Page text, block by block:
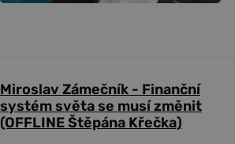
Miroslav Zámečník - Finanční
systém světa se musí změnit
(OFFLINE Štěpána Křečka)